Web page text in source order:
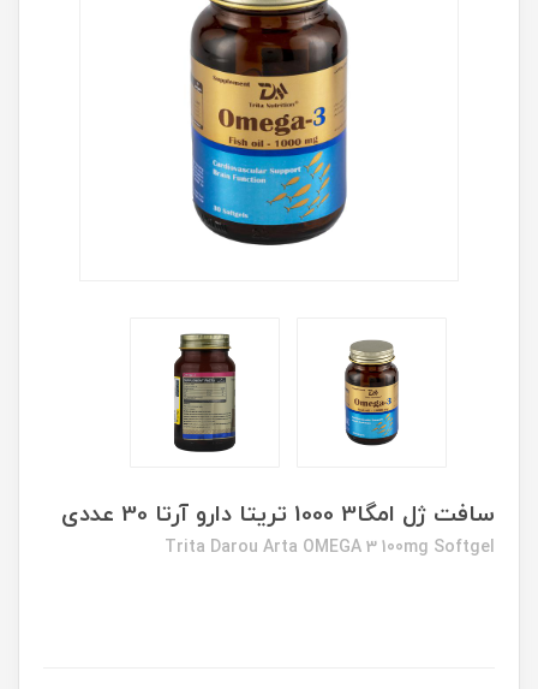
سافت ژل امگا3 1000 تریتا دارو آرتا 30 عددی
Trita Darou Arta OMEGA 3 100mg Softgel